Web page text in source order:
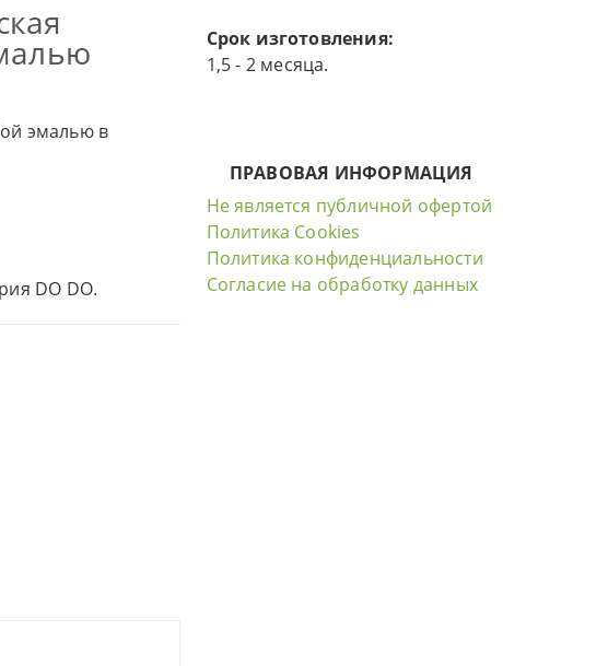
эмалью в
DO DO.
Срок изготовления:
1,5 - 2 месяца.
ПРАВОВАЯ ИНФОРМАЦИЯ
Не является публичной офертой
Политика Cookies
Политика конфиденциальности
Согласие на обработку данных